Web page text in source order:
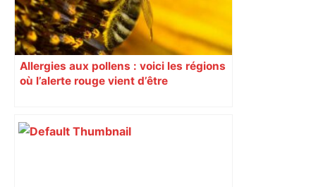
Allergies aux pollens : voici les régions
où l’alerte rouge vient d’être